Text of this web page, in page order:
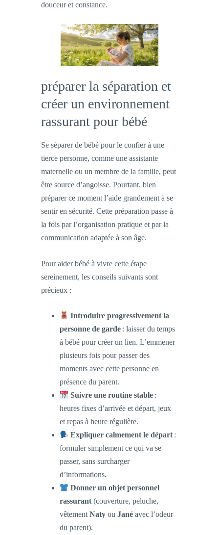
douceur et constance.
préparer la séparation et
créer un environnement
rassurant pour bébé
Se séparer de bébé pour le confier à une
tierce personne, comme une assistante
maternelle ou un membre de la famille, peut
être source d’angoisse. Pourtant, bien
préparer ce moment l’aide grandement à se
sentir en sécurité. Cette préparation passe à
la fois par l’organisation pratique et par la
communication adaptée à son âge.
Pour aider bébé à vivre cette étape
sereinement, les conseils suivants sont
précieux :
Introduire progressivement la
personne de garde: laisser du temps
à bébé pour créer un lien. L’emmener
plusieurs fois pour passer des
moments avec cette personne en
présence du parent.
Suivre une routine stable :
heures fixes d’arrivée et départ, jeux
et repas à heure régulière.
Expliquer calmement le départ :
formuler simplement ce qui va se
passer, sans surcharger
d’informations.
Donner un objet personnel
rassurant(couverture, peluche,
vêtement Natyou Janéavec l’odeur
du parent).